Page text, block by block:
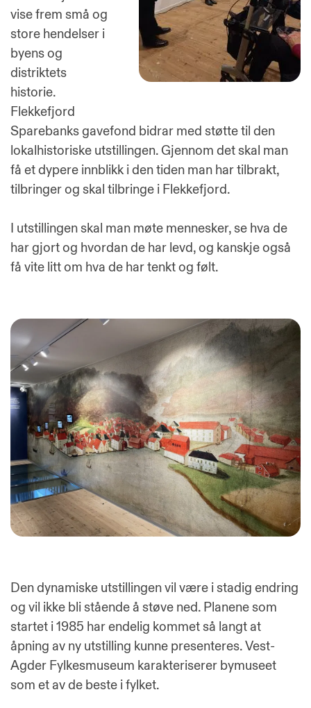
vise frem små og
store hendelser i
byens og
distriktets
historie.
Flekkefjord
Sparebanks gavefond bidrar med støtte til den
lokalhistoriske utstillingen. Gjennom det skal man
få et dypere innblikk i den tiden man har tilbrakt,
tilbringer og skal tilbringe i Flekkefjord.
I utstillingen skal man møte mennesker, se hva de
har gjort og hvordan de har levd, og kanskje også
få vite litt om hva de har tenkt og følt.
Den dynamiske utstillingen vil være i stadig endring
og vil ikke bli stående å støve ned. Planene som
startet i 1985 har endelig kommet så langt at
åpning av ny utstilling kunne presenteres. Vest-
Agder Fylkesmuseum karakteriserer bymuseet
som et av de beste i fylket.